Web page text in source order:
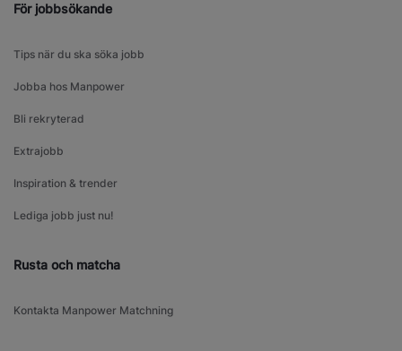
För jobbsökande
Tips när du ska söka jobb
Jobba hos Manpower
Bli rekryterad
Extrajobb
Inspiration & trender
Lediga jobb just nu!
Rusta och matcha
Kontakta Manpower Matchning